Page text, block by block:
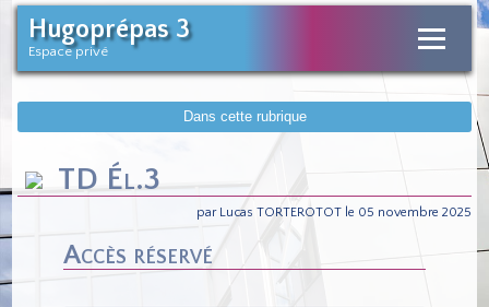
Hugoprépas 3
Espace privé
Dans cette rubrique
TD Él.3
par Lucas TORTEROTOT le 05 novembre 2025
Accès réservé